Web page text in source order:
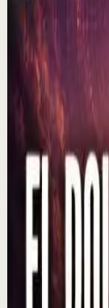
228
Ver
→
2:37
YouTube Charla
Sesión profunda
El que
en
En los
importante
una lección